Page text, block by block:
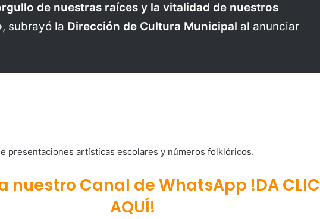
de nuestras raíces y la vitalidad de nuestros
, subrayó la Dirección de Cultura Municipal al anunciar
presentaciones artísticas escolares y números folklóricos.
nuestro Canal de WhatsApp !DA CLIC
AQUÍ!